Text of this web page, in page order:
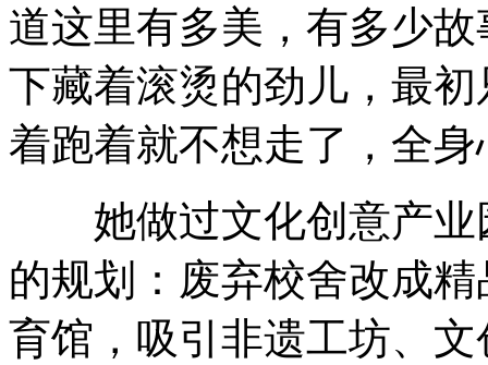
道这里有多美，有多少
下藏着滚烫的劲儿，最
着跑着就不想走了，全
她做过文化创意产业
的规划：废弃校舍改成
育馆，吸引非遗工坊、